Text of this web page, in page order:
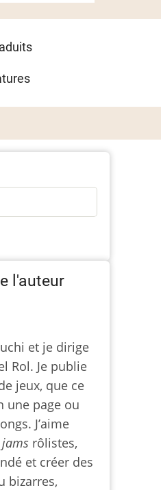
l'auteur
et je dirige
Rol. Je publie
jeux, que ce
une page ou
J’aime
jams rôlistes,
et créer des
bizarres,